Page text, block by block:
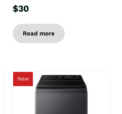
$30
Read more
New